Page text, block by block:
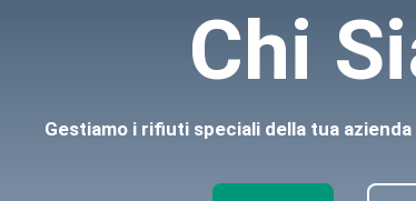
Chi
Gestiamo i rifiuti speciali della tua